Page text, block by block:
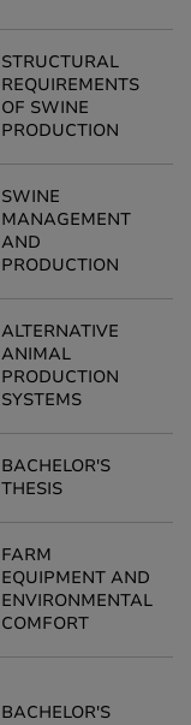
STRUCTURAL
REQUIREMENTS
OF SWINE
PRODUCTION
SWINE
MANAGEMENT
AND
PRODUCTION
ALTERNATIVE
ANIMAL
PRODUCTION
SYSTEMS
BACHELOR'S
THESIS
FARM
EQUIPMENT AND
ENVIRONMENTAL
COMFORT
BACHELOR'S